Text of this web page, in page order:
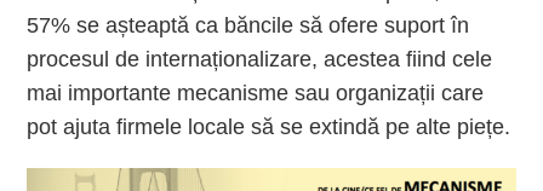
57% se așteaptă ca băncile să ofere suport în
procesul de internaționalizare, acestea fiind cele
mai importante mecanisme sau organizații care
pot ajuta firmele locale să se extindă pe alte piețe.